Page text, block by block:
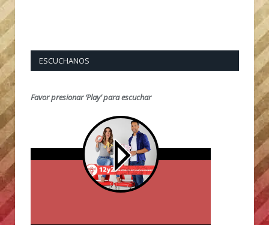
ESCUCHANOS
Favor presionar ‘Play’ para escuchar